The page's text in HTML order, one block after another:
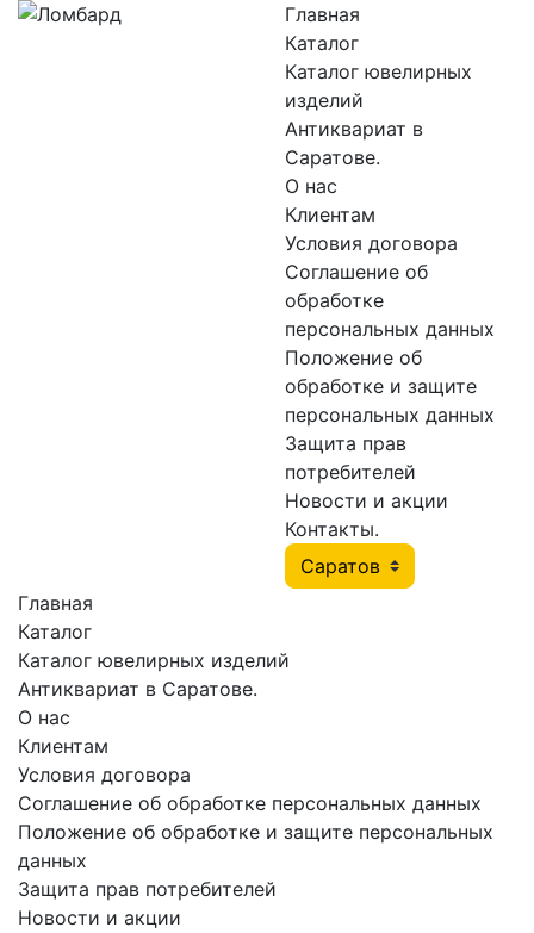
Главная
Каталог
Каталог ювелирных
изделий
Антиквариат в
Саратове.
О нас
Клиентам
Условия договора
Соглашение об
обработке
персональных данных
Положение об
обработке и защите
персональных данных
Защита прав
потребителей
Новости и акции
Контакты.
Главная
Каталог
Каталог ювелирных изделий
Антиквариат в Саратове.
О нас
Клиентам
Условия договора
Соглашение об обработке персональных данных
Положение об обработке и защите персональных
данных
Защита прав потребителей
Новости и акции